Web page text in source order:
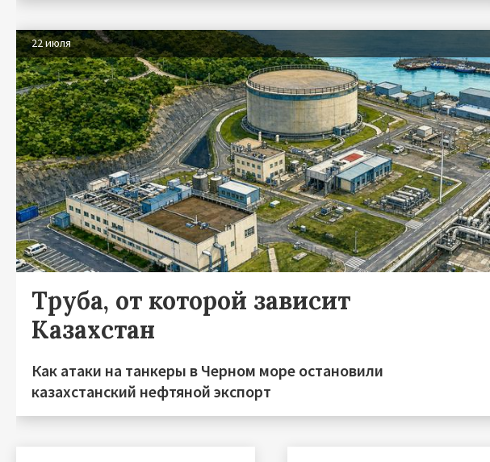
22 июля
Труба, от которой зависит
Казахстан
Как атаки на танкеры в Черном море остановили
казахстанский нефтяной экспорт